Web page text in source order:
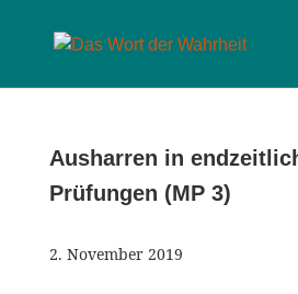
Ausharren in
Prüfungen (MP 3)
2. November 2019